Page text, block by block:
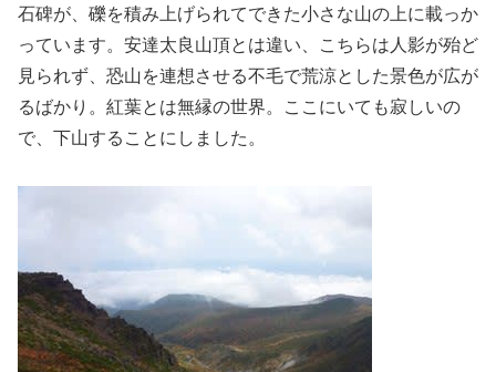
石碑が、礫を積み上げられてできた小さな山の上に載っか
っています。安達太良山頂とは違い、こちらは人影が殆ど
見られず、恐山を連想させる不毛で荒涼とした景色が広が
るばかり。紅葉とは無縁の世界。ここにいても寂しいの
で、下山することにしました。